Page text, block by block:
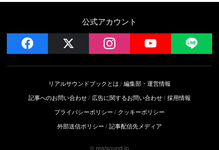
公式アカウント
facebook instagram YouTube
リアルサウンドブックとは
編集部・運営情報
記事へのお問い合わせ
広告に関するお問い合わせ 採用情報
プライバシーポリシー
クッキーポリシー
外部送信ポリシー
記事配信先メディア
© realsound.jp